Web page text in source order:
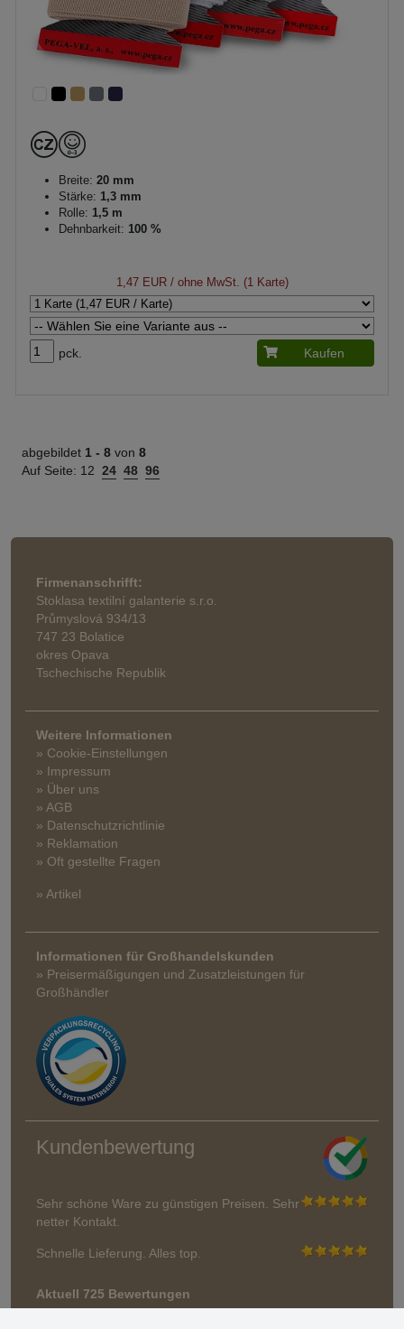
Breite: 20 mm
Stärke: 1,3 mm
Rolle: 1,5 m
Dehnbarkeit: 100 %
1,47 EUR/ ohne MwSt. (1 Karte)
pck. Kaufen
abgebildet 1 - 8 von 8
Auf Seite: 12 24 48 96
Firmenanschrifft:
Stoklasa textilní galanterie s.r.o.
Průmyslová 934/13
747 23 Bolatice
okres Opava
Tschechische Republik
Weitere Informationen
» Cookie-Einstellungen
» Impressum
» Über uns
» AGB
» Datenschutzrichtlinie
» Reklamation
» Oft gestellte Fragen
» Artikel
Informationen für Großhandelskunden
» Preisermäßigungen und Zusatzleistungen für
Großhändler
Kundenbewertung
Sehr schöne Ware zu günstigen Preisen. Sehr
netter Kontakt.
Schnelle Lieferung. Alles top.
Aktuell 725 Bewertungen